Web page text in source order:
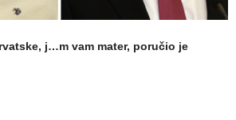
j…m vam mater, poručio je